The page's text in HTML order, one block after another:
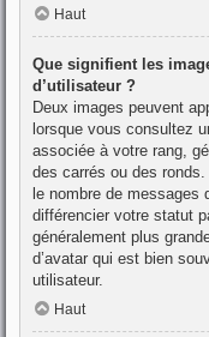
Haut
Que signifient les
d’utilisateur ?
Deux images peuvent
lorsque vous consultez
associée à votre rang,
des carrés ou des
le nombre de messages
différencier votre statut
généralement plus
d’avatar qui est bien
utilisateur.
Haut